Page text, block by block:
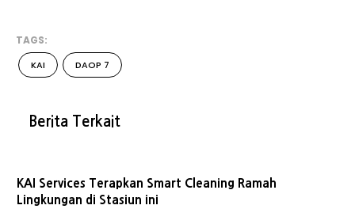
TAGS:
KAI DAOP 7
Berita Terkait
KAI Services Terapkan Smart Cleaning Ramah
Lingkungan di Stasiun ini